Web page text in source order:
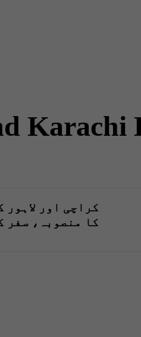
Karachi
کراچی اور لاہور
کا منصوبہ، سفر